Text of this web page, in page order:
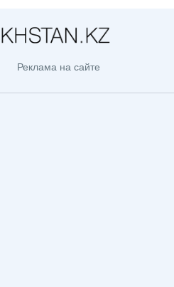
Реклама на сайте